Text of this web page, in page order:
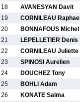
18
AVANESYAN Davit
19
CORNILEAU Raphael
20
BONNAFOUS Michel
21
LEPELLETIER Denis
22
CORNILEAU Juliette
23
SPINOSI Aurelien
24
DOUCHEZ Tony
25
BOHLI Adam
26
KONATE Salma